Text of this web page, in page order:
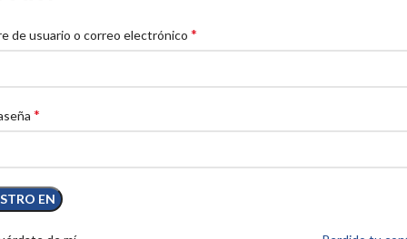
de usuario o correo electrónico *
*
EN